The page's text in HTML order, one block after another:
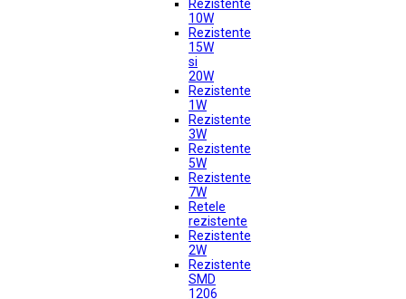
Rezistente
10W
Rezistente
15W
si
20W
Rezistente
1W
Rezistente
3W
Rezistente
5W
Rezistente
7W
Retele
rezistente
Rezistente
2W
Rezistente
SMD
1206